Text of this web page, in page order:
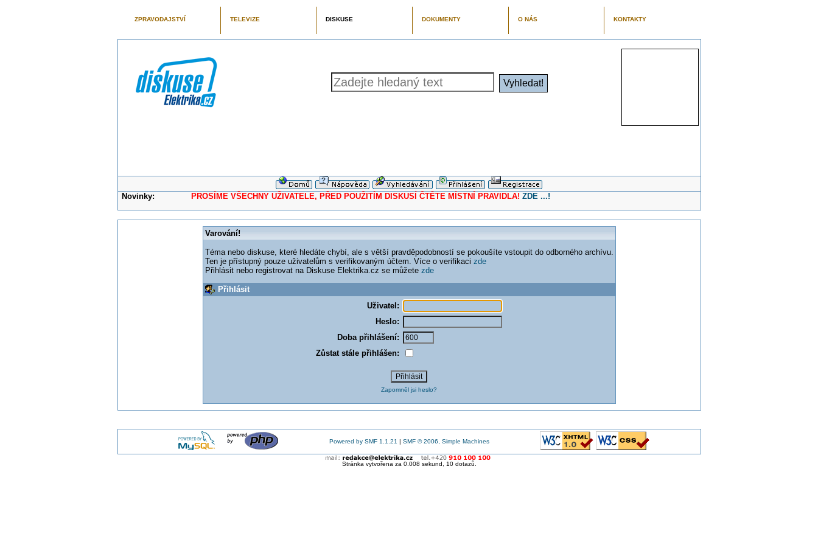
ZPRAVODAJSTVÍ TELEVIZE DISKUSE DOKUMENTY O NÁS KONTAKTY
Novinky: PROSÍME VŠECHNY UŽIVATELE, PŘED POUŽITÍM DISKUSÍ ČTĚTE MÍSTNÍ PRAVIDLA! ZDE ...!
Varování!
Téma nebo diskuse, které hledáte chybí, ale s větší pravděpodobností se pokoušíte vstoupit do odborného archívu.
Ten je přístupný pouze uživatelům s verifikovaným účtem. Více o verifikaci zde
Přihlásit nebo registrovat na Diskuse Elektrika.cz se můžete zde
Přihlásit
Uživatel:
Heslo:
Doba přihlášení:
Zůstat stále přihlášen:
Zapomněl jsi heslo?
Powered by SMF 1.1.21 | SMF © 2006, Simple Machines
Stránka vytvořena za 0.008 sekund, 10 dotazů.